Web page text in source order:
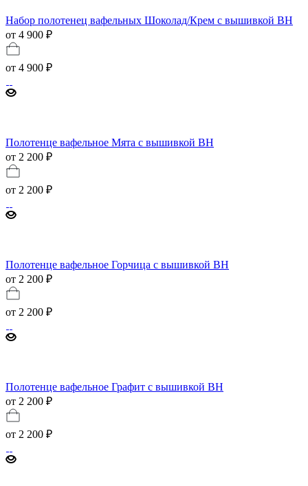
Набор полотенец вафельных Шоколад/Крем с вышивкой BH
от 4 900 ₽
от 4 900 ₽
Полотенце вафельное Мята с вышивкой BH
от 2 200 ₽
от 2 200 ₽
Полотенце вафельное Горчица с вышивкой BH
от 2 200 ₽
от 2 200 ₽
Полотенце вафельное Графит с вышивкой BH
от 2 200 ₽
от 2 200 ₽